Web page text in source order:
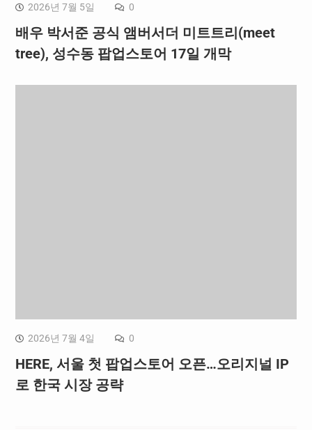
2026년 7월 5일 0
배우 박서준 공식 앰버서더 미트트리(meet
tree), 성수동 팝업스토어 17일 개막
2026년 7월 4일 0
HERE, 서울 첫 팝업스토어 오픈…오리지널 IP
로 한국 시장 공략